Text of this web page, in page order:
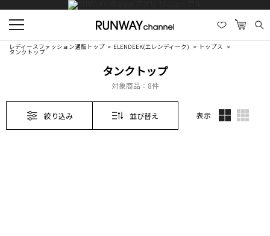
レディースファッション通販トップ ELENDEEK(エレンディーク) トップス
タンクトップ
タンクトップ
対象商品： 8件
絞り込み 並び替え 表示